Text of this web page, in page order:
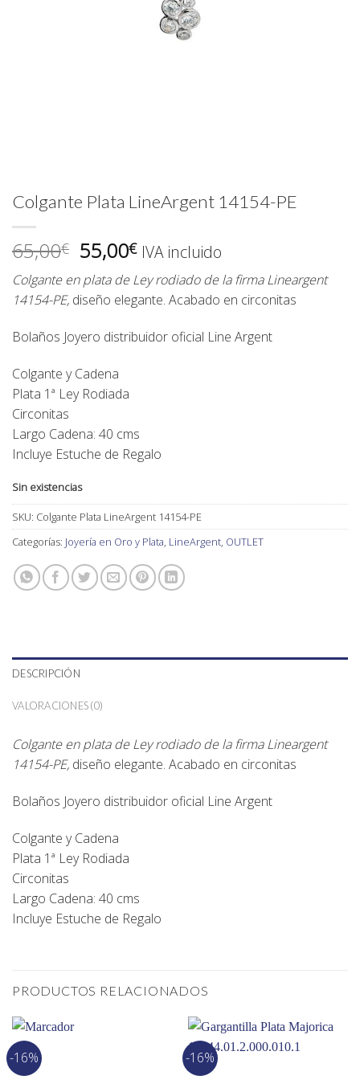
Colgante Plata LineArgent 14154-PE
65,00€ El
precio
original
era:
65,00€.
55,00€El
precio
actual
es:
55,00€.
IVA incluido
Colgante en plata de Ley rodiado de la firma Lineargent
14154-PE, diseño elegante. Acabado en circonitas
Bolaños Joyero distribuidor oficial Line Argent
Colgante y Cadena
Plata 1ª Ley Rodiada
Circonitas
Largo Cadena: 40 cms
Incluye Estuche de Regalo
Sin existencias
SKU: Colgante Plata LineArgent 14154-PE
Categorías: Joyería en Oro y Plata, LineArgent, OUTLET
DESCRIPCIÓN
VALORACIONES (0)
Colgante en plata de Ley rodiado de la firma Lineargent
14154-PE, diseño elegante. Acabado en circonitas
Bolaños Joyero distribuidor oficial Line Argent
Colgante y Cadena
Plata 1ª Ley Rodiada
Circonitas
Largo Cadena: 40 cms
Incluye Estuche de Regalo
PRODUCTOS RELACIONADOS
-16% -16%